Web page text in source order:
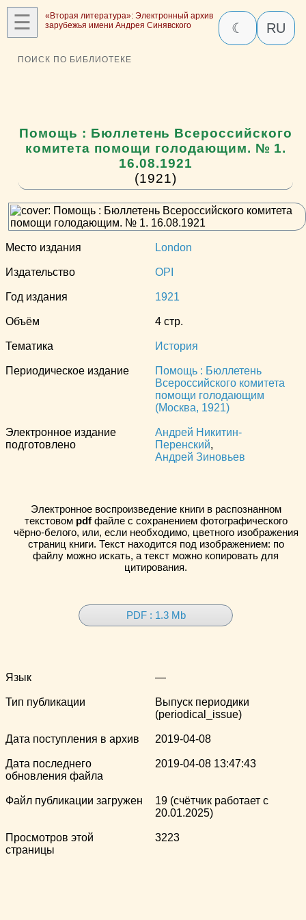
☰
«Вторая литература»: Электронный архив
зарубежья имени Андрея Синявского
☾ RU
ПОИСК ПО БИБЛИОТЕКЕ
Помощь : Бюллетень Всероссийского
комитета помощи голодающим. № 1.
16.08.1921
(1921)
Место издания London
Издательство OPI
Год издания 1921
Объём 4 стр.
Тематика История
Периодическое издание
Помощь : Бюллетень
Всероссийского комитета
помощи голодающим
(Москва, 1921)
Электронное издание
подготовлено
Андрей Никитин-
Перенский,
Андрей Зиновьев
Электронное воспроизведение книги в распознанном
текстовом pdfфайле с сохранением фотографического
чёрно-белого, или, если необходимо, цветного изображения
страниц книги. Текст находится под изображением: по
файлу можно искать, а текст можно копировать для
цитирования.
PDF : 1.3 Mb
Язык —
Тип публикации
Выпуск периодики
(periodical_issue)
Дата поступления в архив 2019-04-08
Дата последнего
обновления файла
2019-04-08 13:47:43
Файл публикации загружен
19 (счётчик работает с
20.01.2025)
Просмотров этой
страницы
3223